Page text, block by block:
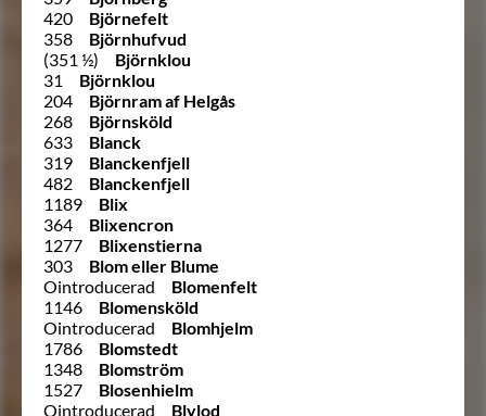
420
Björnefelt
358
Björnhufvud
(351 ½)
Björnklou
31
Björnklou
204
Björnram af Helgås
268
Björnsköld
633
Blanck
319
Blanckenfjell
482
Blanckenfjell
1189
Blix
364
Blixencron
1277
Blixenstierna
303
Blom eller Blume
Ointroducerad
Blomenfelt
1146
Blomensköld
Ointroducerad
Blomhjelm
1786
Blomstedt
1348
Blomström
1527
Blosenhielm
Ointroducerad
Blylod